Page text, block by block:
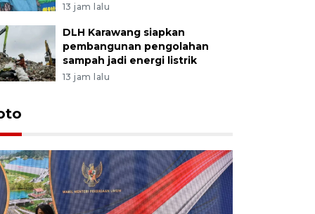
13 jam lalu
DLH Karawang siapkan
pembangunan pengolahan
sampah jadi energi listrik
13 jam lalu